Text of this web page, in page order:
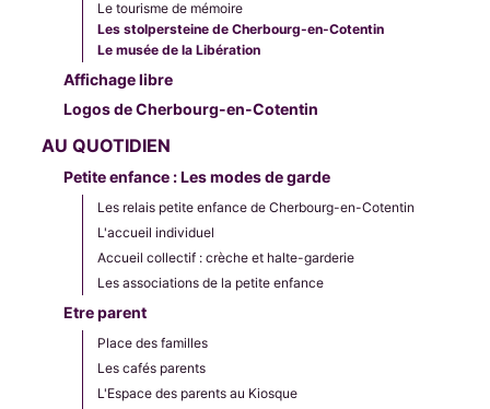
Le tourisme de mémoire
Les stolpersteine de Cherbourg-en-Cotentin
Le musée de la Libération
Affichage libre
Logos de Cherbourg-en-Cotentin
AU QUOTIDIEN
Petite enfance : Les modes de garde
Les relais petite enfance de Cherbourg-en-Cotentin
L'accueil individuel
Accueil collectif : crèche et halte-garderie
Les associations de la petite enfance
Etre parent
Place des familles
Les cafés parents
L'Espace des parents au Kiosque